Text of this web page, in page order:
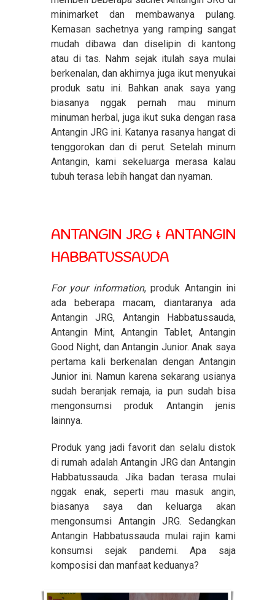
minimarket dan membawanya pulang.
Kemasan sachetnya yang ramping sangat
mudah dibawa dan diselipin di kantong
atau di tas. Nahm sejak itulah saya mulai
berkenalan, dan akhirnya juga ikut menyukai
produk satu ini. Bahkan anak saya yang
biasanya nggak pernah mau minum
minuman herbal, juga ikut suka dengan rasa
Antangin JRG ini. Katanya rasanya hangat di
tenggorokan dan di perut. Setelah minum
Antangin, kami sekeluarga merasa kalau
tubuh terasa lebih hangat dan nyaman.
ANTANGIN JRG & ANTANGIN
HABBATUSSAUDA
For your information, produk Antangin ini
ada beberapa macam, diantaranya ada
Antangin JRG, Antangin Habbatussauda,
Antangin Mint, Antangin Tablet, Antangin
Good Night, dan Antangin Junior. Anak saya
pertama kali berkenalan dengan Antangin
Junior ini. Namun karena sekarang usianya
sudah beranjak remaja, ia pun sudah bisa
mengonsumsi produk Antangin jenis
lainnya.
Produk yang jadi favorit dan selalu distok
di rumah adalah Antangin JRG dan Antangin
Habbatussauda. Jika badan terasa mulai
nggak enak, seperti mau masuk angin,
biasanya saya dan keluarga akan
mengonsumsi Antangin JRG. Sedangkan
Antangin Habbatussauda mulai rajin kami
konsumsi sejak pandemi. Apa saja
komposisi dan manfaat keduanya?